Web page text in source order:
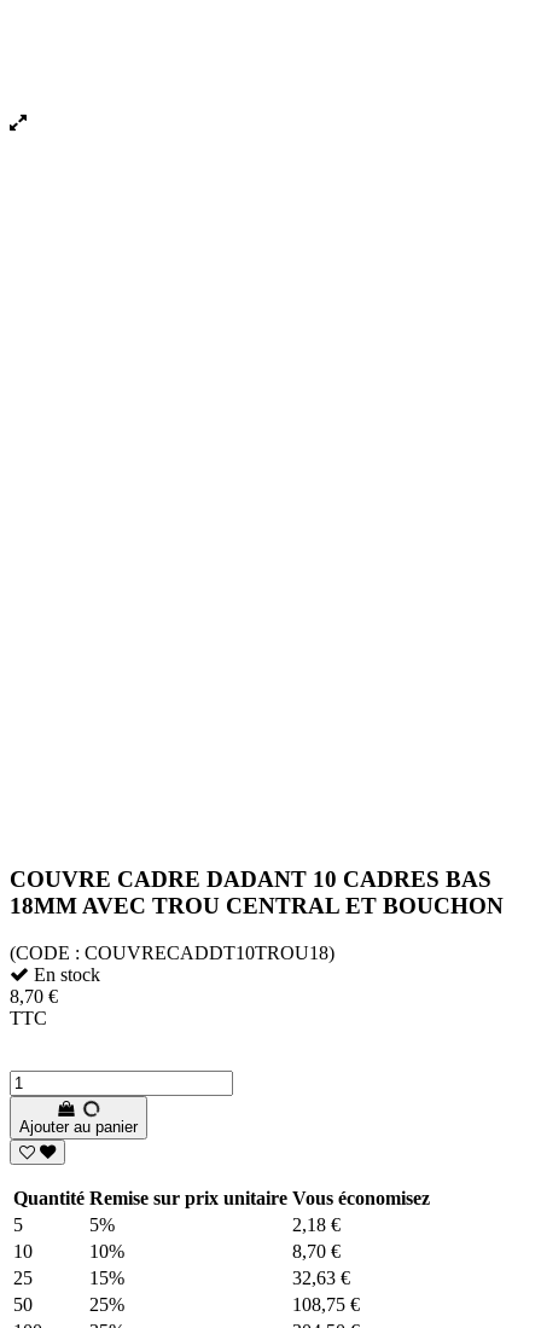
COUVRE CADRE DADANT 10 CADRES BAS
18MM AVEC TROU CENTRAL ET BOUCHON
(CODE : COUVRECADDT10TROU18)
En stock
8,70 €
TTC
Ajouter au panier
Quantité Remise sur prix unitaire Vous économisez
5
5%
2,18 €
10
10%
8,70 €
25
15%
32,63 €
50
25%
108,75 €